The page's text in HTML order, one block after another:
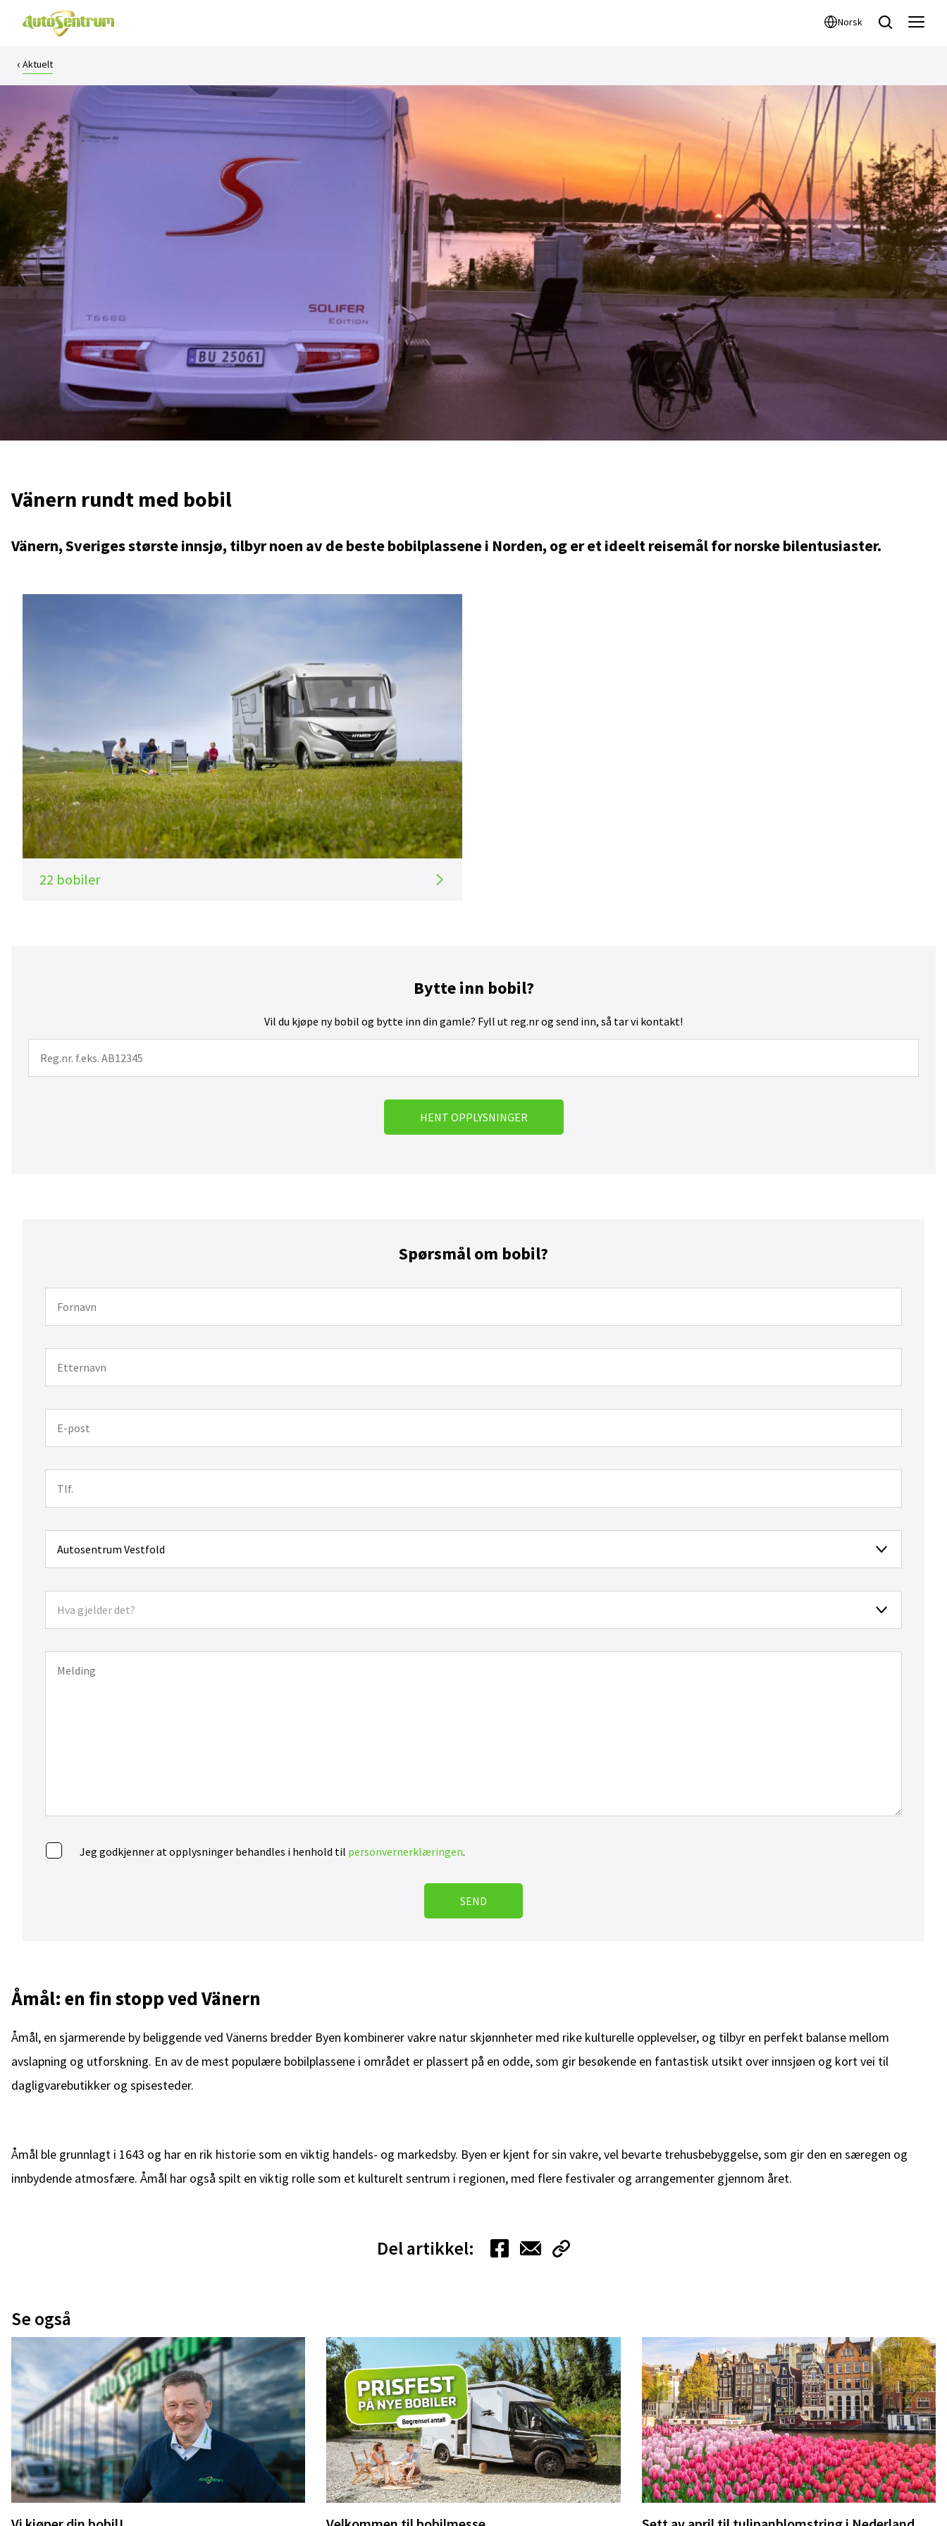
Norsk
Aktuelt
Vänern rundt med bobil
Vänern, Sveriges største innsjø, tilbyr noen av de beste bobilplassene i Norden, og er et ideelt reisemål for norske bilentusiaster.
22 bobiler
Bytte inn bobil?
Vil du kjøpe ny bobil og bytte inn din gamle? Fyll ut reg.nr og send inn, så tar vi kontakt!
HENT OPPLYSNINGER
Spørsmål om bobil?
Jeg godkjenner at opplysninger behandles i henhold til personvernerklæringen.
SEND
Åmål: en fin stopp ved Vänern
Åmål, en sjarmerende by beliggende ved Vänerns bredder Byen kombinerer vakre natur skjønnheter med rike kulturelle opplevelser, og tilbyr en perfekt balanse mellom
avslapning og utforskning. En av de mest populære bobilplassene i området er plassert på en odde, som gir besøkende en fantastisk utsikt over innsjøen og kort vei til
dagligvarebutikker og spisesteder.
Åmål ble grunnlagt i 1643 og har en rik historie som en viktig handels- og markedsby. Byen er kjent for sin vakre, vel bevarte trehusbebyggelse, som gir den en særegen og
innbydende atmosfære. Åmål har også spilt en viktig rolle som et kulturelt sentrum i regionen, med flere festivaler og arrangementer gjennom året.
Del artikkel:
Se også